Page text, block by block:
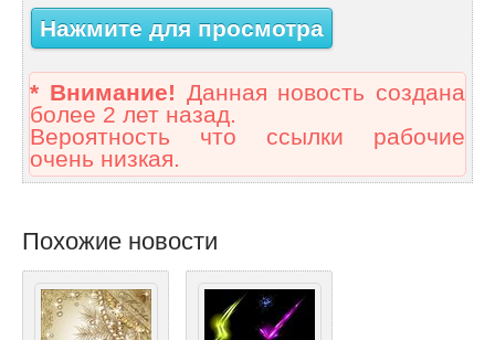
Нажмите для просмотра
* Внимание! Данная новость создана
более 2 лет назад.
Вероятность что ссылки рабочие
очень низкая.
Похожие новости